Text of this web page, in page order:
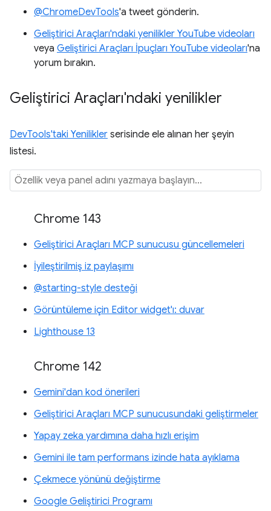
@ChromeDevTools'a tweet gönderin.
Geliştirici Araçları'ndaki yenilikler YouTube videoları
veya Geliştirici Araçları İpuçları YouTube videoları'na
yorum bırakın.
Geliştirici Araçları'ndaki yenilikler
DevTools'taki Yenilikler serisinde ele alınan her şeyin
listesi.
Chrome 143
Geliştirici Araçları MCP sunucusu güncellemeleri
İyileştirilmiş iz paylaşımı
@starting-style desteği
Görüntüleme için Editor widget'ı: duvar
Lighthouse 13
Chrome 142
Gemini'dan kod önerileri
Geliştirici Araçları MCP sunucusundaki geliştirmeler
Yapay zeka yardımına daha hızlı erişim
Gemini ile tam performans izinde hata ayıklama
Çekmece yönünü değiştirme
Google Geliştirici Programı